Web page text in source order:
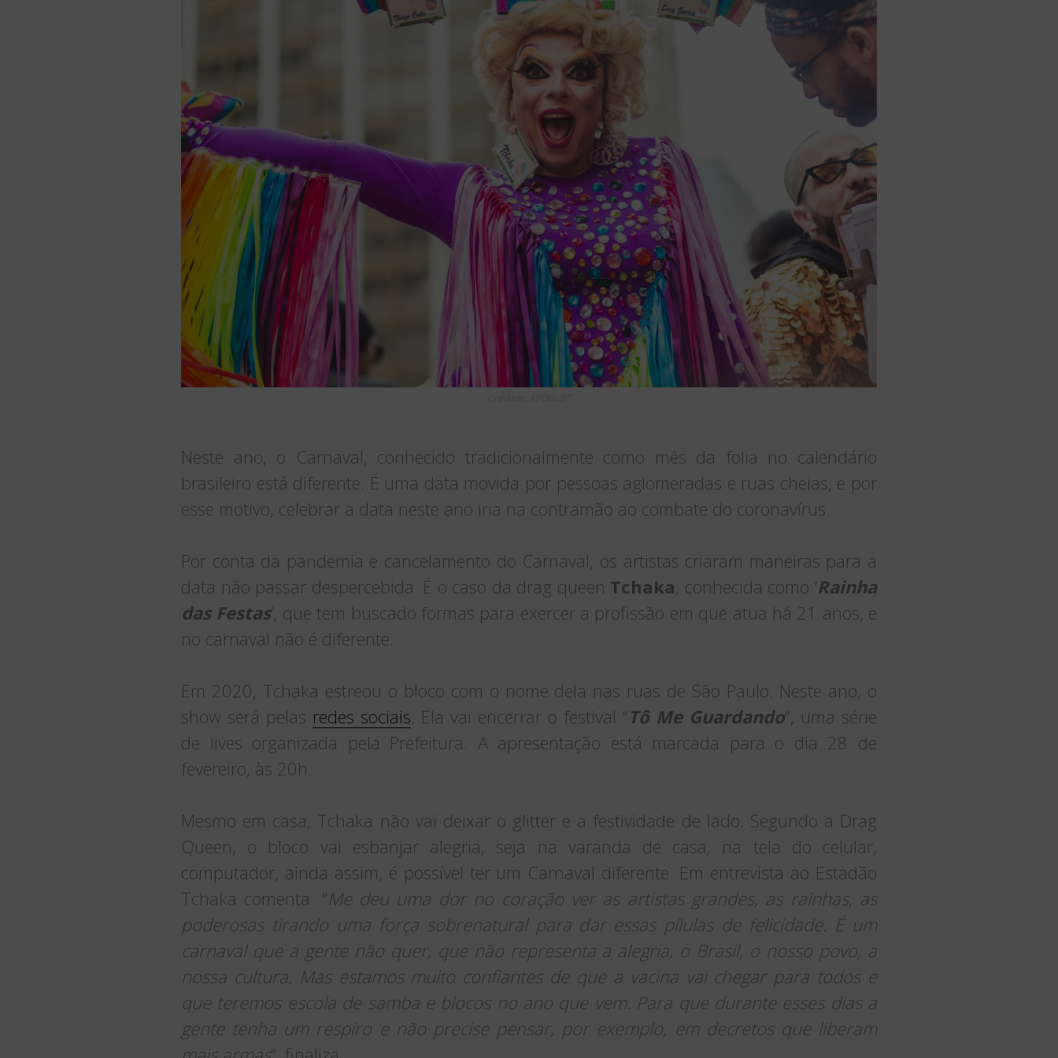
Neste ano, o Carnaval, conhecido tradicionalmente como mês da folia no calendário
brasileiro está diferente. É uma data movida por pessoas aglomeradas e ruas cheias, e por
esse motivo, celebrar a data neste ano iria na contramão ao combate do coronavírus.
Por conta da pandemia e cancelamento do Carnaval, os artistas criaram maneiras para a
data não passar despercebida. É o caso da drag queen Tchaka, conhecida como ‘Rainha
das Festas’, que tem buscado formas para exercer a profissão em que atua há 21 anos, e
no carnaval não é diferente.
Em 2020, Tchaka estreou o bloco com o nome dela nas ruas de São Paulo. Neste ano, o
show será pelas redes sociais. Ela vai encerrar o festival “Tô Me Guardando“, uma série
de lives organizada pela Prefeitura. A apresentação está marcada para o dia 28 de
fevereiro, às 20h.
Mesmo em casa, Tchaka não vai deixar o glitter e a festividade de lado. Segundo a Drag
Queen, o bloco vai esbanjar alegria, seja na varanda de casa, na tela do celular,
computador, ainda assim, é possível ter um Carnaval diferente. Em entrevista ao Estadão
Tchaka comenta: “Me deu uma dor no coração ver as artistas grandes, as rainhas, as
poderosas tirando uma força sobrenatural para dar essas pílulas de felicidade. É um
carnaval que a gente não quer, que não representa a alegria, o Brasil, o nosso povo, a
nossa cultura. Mas estamos muito confiantes de que a vacina vai chegar para todos e
que teremos escola de samba e blocos no ano que vem. Para que durante esses dias a
gente tenha um respiro e não precise pensar, por exemplo, em decretos que liberam